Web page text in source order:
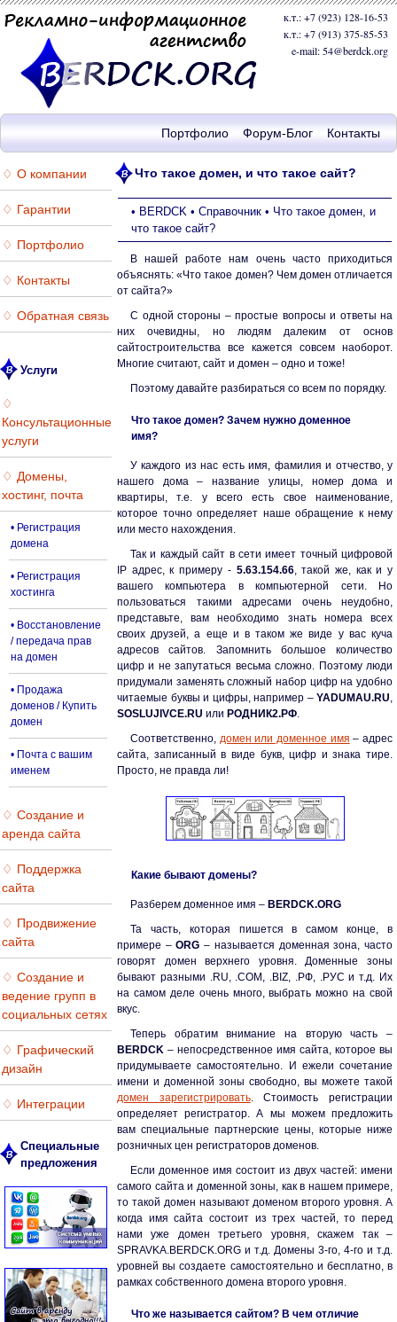
к.т.: +7 (923) 128-16-53
к.т.: +7 (913) 375-85-53
e-mail: 54@berdck.org
Контакты
Форум-Блог
Портфолио
♢ О компании
♢ Гарантии
♢ Портфолио
♢ Контакты
♢ Обратная связь
Услуги
♢
Консультационные
услуги
♢ Домены,
хостинг, почта
• Регистрация
домена
• Регистрация
хостинга
• Восстановление
/ передача прав
на домен
• Продажа
доменов / Купить
домен
• Почта с вашим
именем
♢ Создание и
аренда сайта
♢ Поддержка
сайта
♢ Продвижение
сайта
♢ Создание и
ведение групп в
социальных сетях
♢ Графический
дизайн
♢ Интеграции
Специальные
предложения
Что такое домен, и что такое сайт?
• BERDCK • Справочник • Что такое домен, и
что такое сайт?
В нашей работе нам очень часто приходиться
объяснять: «Что такое домен? Чем домен отличается
от сайта?»
С одной стороны – простые вопросы и ответы на
них очевидны, но людям далеким от основ
сайтостроительства все кажется совсем наоборот.
Многие считают, сайт и домен – одно и тоже!
Поэтому давайте разбираться со всем по порядку.
Что такое домен? Зачем нужно доменное
имя?
У каждого из нас есть имя, фамилия и отчество, у
нашего дома – название улицы, номер дома и
квартиры, т.е. у всего есть свое наименование,
которое точно определяет наше обращение к нему
или место нахождения.
Так и каждый сайт в сети имеет точный цифровой
IP адрес, к примеру - 5.63.154.66, такой же, как и у
вашего компьютера в компьютерной сети. Но
пользоваться такими адресами очень неудобно,
представьте, вам необходимо знать номера всех
своих друзей, а еще и в таком же виде у вас куча
адресов сайтов. Запомнить большое количество
цифр и не запутаться весьма сложно. Поэтому люди
придумали заменять сложный набор цифр на удобно
читаемые буквы и цифры, например – YADUMAU.RU,
SOSLUJIVCE.RU или РОДНИК2.РФ.
Соответственно, домен или доменное имя – адрес
сайта, записанный в виде букв, цифр и знака тире.
Просто, не правда ли!
Какие бывают домены?
Разберем доменное имя – BERDCK.ORG
Та часть, которая пишется в самом конце, в
примере –ORG – называется доменная зона, часто
говорят домен верхнего уровня. Доменные зоны
бывают разными .RU, .COM, .BIZ, .РФ, .РУС и т.д. Их
на самом деле очень много, выбрать можно на свой
вкус.
Теперь обратим внимание на вторую часть –
BERDCK – непосредственное имя сайта, которое вы
придумываете самостоятельно. И ежели сочетание
имени и доменной зоны свободно, вы можете такой
домен зарегистрировать. Стоимость регистрации
определяет регистратор. А мы можем предложить
вам специальные партнерские цены, которые ниже
розничных цен регистраторов доменов.
Если доменное имя состоит из двух частей: имени
самого сайта и доменной зоны, как в нашем примере,
то такой домен называют доменом второго уровня. А
когда имя сайта состоит из трех частей, то перед
нами уже домен третьего уровня, скажем так –
SPRAVKA.BERDCK.ORG и т.д. Домены 3-го, 4-го и т.д.
уровней вы создаете самостоятельно и бесплатно, в
рамках собственного домена второго уровня.
Что же называется сайтом? В чем отличие